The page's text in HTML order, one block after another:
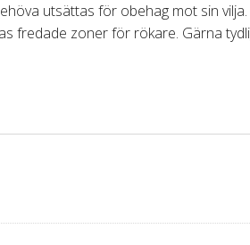
utsättas för obehag mot sin
fredade zoner för rökare. Gärna